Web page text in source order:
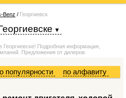
Benz / Георгиевск
Подробная информация,
Предложения от дилеров.
по алфавиту
популярности